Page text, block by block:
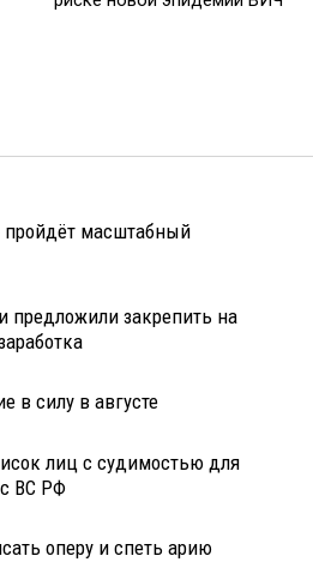
пройдёт масштабный
предложили закрепить на
в силу в августе
лиц с судимостью для
ВС РФ
оперу и спеть арию